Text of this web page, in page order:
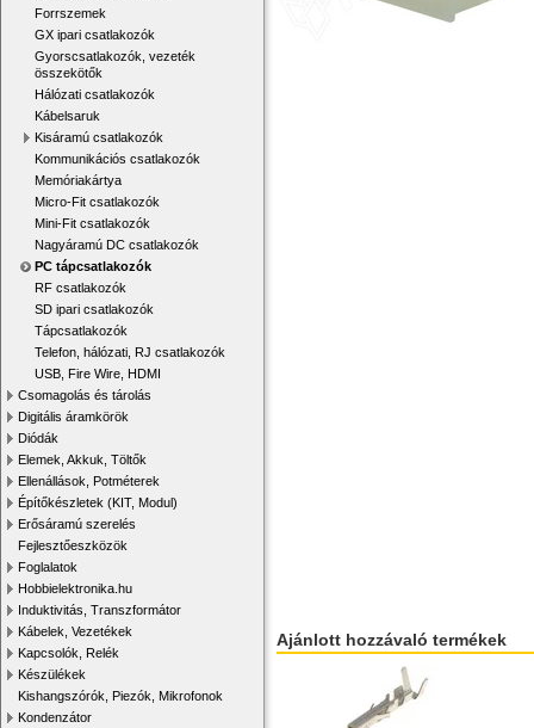
Forrszemek
GX ipari csatlakozók
Gyorscsatlakozók, vezeték
összekötők
Hálózati csatlakozók
Kábelsaruk
Kisáramú csatlakozók
Kommunikációs csatlakozók
Memóriakártya
Micro-Fit csatlakozók
Mini-Fit csatlakozók
Nagyáramú DC csatlakozók
PC tápcsatlakozók
RF csatlakozók
SD ipari csatlakozók
Tápcsatlakozók
Telefon, hálózati, RJ csatlakozók
USB, Fire Wire, HDMI
Csomagolás és tárolás
Digitális áramkörök
Diódák
Elemek, Akkuk, Töltők
Ellenállások, Potméterek
Építőkészletek (KIT, Modul)
Erősáramú szerelés
Fejlesztőeszközök
Foglalatok
Hobbielektronika.hu
Induktivitás, Transzformátor
Kábelek, Vezetékek
Kapcsolók, Relék
Készülékek
Kishangszórók, Piezók, Mikrofonok
Kondenzátor
Ajánlott hozzávaló termékek